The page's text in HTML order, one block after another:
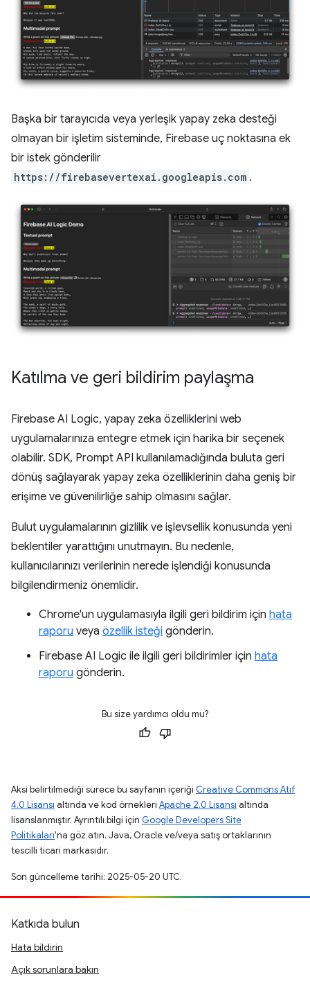
Başka bir tarayıcıda veya yerleşik yapay zeka desteği
olmayan bir işletim sisteminde, Firebase uç noktasına ek
bir istek gönderilir
https://firebasevertexai.googleapis.com .
Katılma ve geri bildirim paylaşma
Firebase AI Logic, yapay zeka özelliklerini web
uygulamalarınıza entegre etmek için harika bir seçenek
olabilir. SDK, Prompt API kullanılamadığında buluta geri
dönüş sağlayarak yapay zeka özelliklerinin daha geniş bir
erişime ve güvenilirliğe sahip olmasını sağlar.
Bulut uygulamalarının gizlilik ve işlevsellik konusunda yeni
beklentiler yarattığını unutmayın. Bu nedenle,
kullanıcılarınızı verilerinin nerede işlendiği konusunda
bilgilendirmeniz önemlidir.
Chrome'un uygulamasıyla ilgili geri bildirim için hata
raporu veya özellik isteği gönderin.
Firebase AI Logic ile ilgili geri bildirimler için hata
raporu gönderin.
Bu size yardımcı oldu mu?
Aksi belirtilmediği sürece bu sayfanın içeriği Creative Commons Atıf
4.0 Lisansı altında ve kod örnekleri Apache 2.0 Lisansı altında
lisanslanmıştır. Ayrıntılı bilgi için Google Developers Site
Politikaları'na göz atın. Java, Oracle ve/veya satış ortaklarının
tescilli ticari markasıdır.
Son güncelleme tarihi: 2025-05-20 UTC.
Katkıda bulun
Hata bildirin
Açık sorunlara bakın